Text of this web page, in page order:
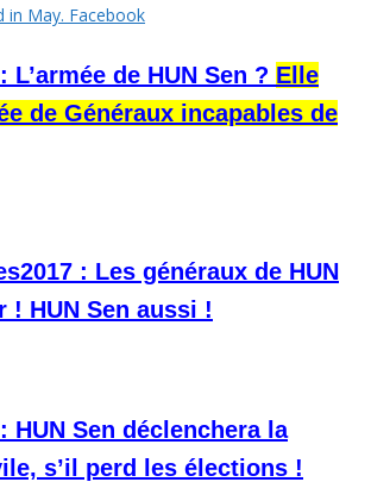
L’armée de HUN Sen ? Elle
de Généraux incapables de
: Les généraux de HUN
! HUN Sen aussi !
HUN Sen déclenchera la
s’il perd les élections !